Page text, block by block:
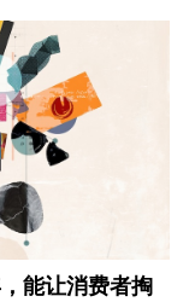
最新的全球洞察揭
并不代表认可。 我
我们迷恋AI的速
关于信任的拉锯战
有人类的温情与问
。
能让消费者掏